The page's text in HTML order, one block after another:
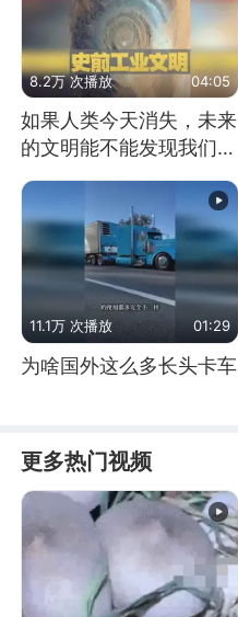
8.2万 次播放 04:05
如果人类今天消失，未来
的文明能不能发现我们存
11.1万 次播放 01:29
为啥国外这么多长头卡车
更多热门视频